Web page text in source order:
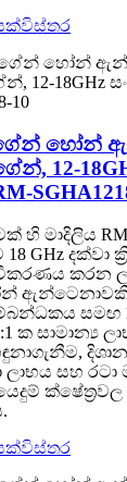
විස්තර
හෝන්
12-
හි මාදිලිය RM-
GHz දක්වා
කරන
සමඟ
ක සාමාන්‍ය
සහ රටා
ක්ෂේත්‍රවල
විස්තර